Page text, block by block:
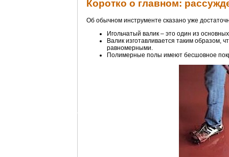
Коротко о главном:
Об обычном инструменте сказано уже
Игольчатый валик – это один из
Валик изготавливается таким
равномерными.
Полимерные полы имеют бесшовное